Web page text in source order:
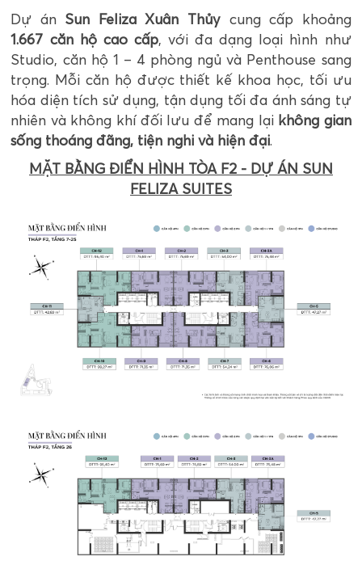
Dự án Sun Feliza Xuân Thủy cung cấp khoảng
1.667 căn hộ cao cấp, với đa dạng loại hình như
Studio, căn hộ 1 – 4 phòng ngủ và Penthouse sang
trọng. Mỗi căn hộ được thiết kế khoa học, tối ưu
hóa diện tích sử dụng, tận dụng tối đa ánh sáng tự
nhiên và không khí đối lưu để mang lại không gian
sống thoáng đãng, tiện nghi và hiện đại.
MẶT BẰNG ĐIỂN HÌNH TÒA F2 - DỰ ÁN SUN
FELIZA SUITES